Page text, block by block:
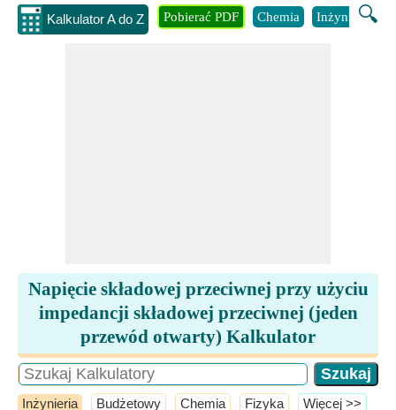
Kalkulator A do Z 🔍
Pobierać PDF Chemia Inżynieria
Napięcie składowej przeciwnej przy użyciu
impedancji składowej przeciwnej (jeden
przewód otwarty) Kalkulator
Inżynieria Budżetowy Chemia Fizyka ​Więcej >>